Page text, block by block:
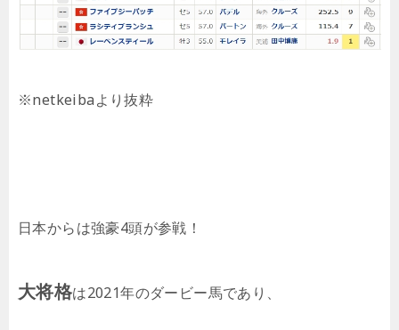
※netkeibaより抜粋
日本からは強豪4頭が参戦！
大将格は2021年のダービー馬であり、